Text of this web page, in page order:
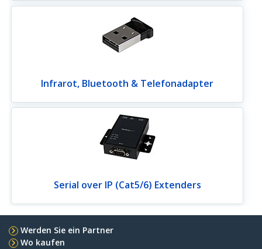
Infrarot, Bluetooth & Telefonadapter
Serial over IP (Cat5/6) Extenders
Werden Sie ein Partner
Wo kaufen